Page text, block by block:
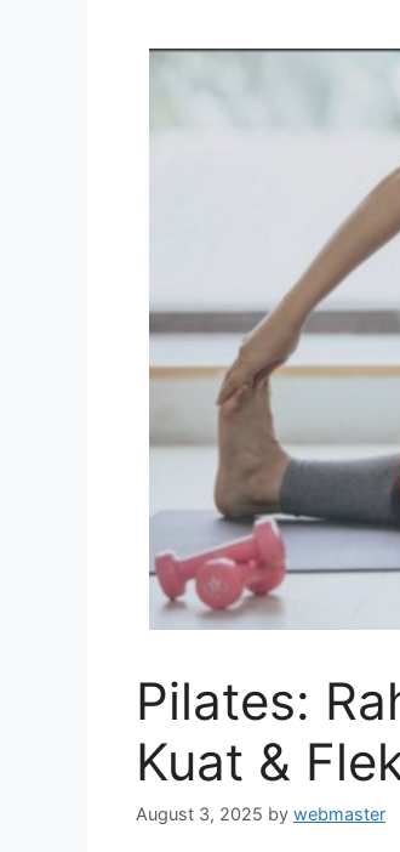
Pilates:
Kuat &
August 3, 2025 by webmaster